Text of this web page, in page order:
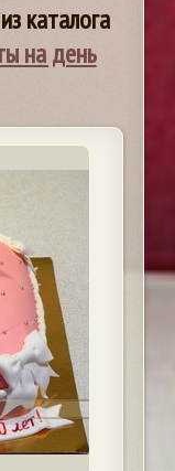
каталога
на день